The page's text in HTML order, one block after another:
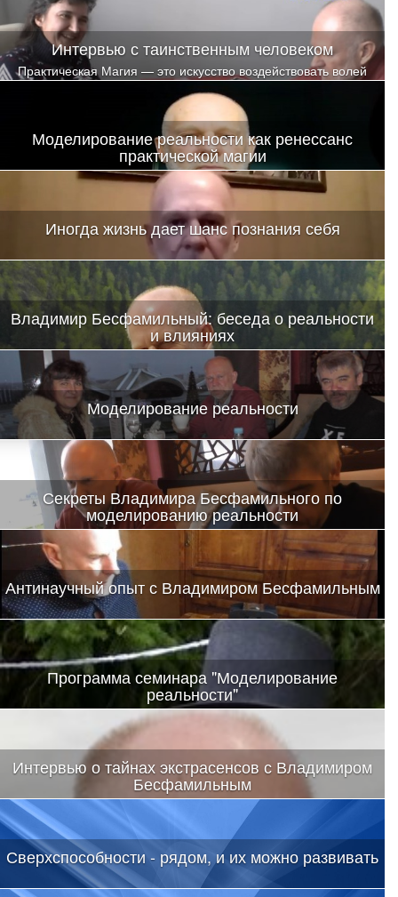
Интервью с таинственным человеком
Практическая Магия — это искусство воздействовать волей
человека на ускорение эволюции живых сил Природы
Моделирование реальности как ренессанс
практической магии
Иногда жизнь дает шанс познания себя
Владимир Бесфамильный: беседа о реальности
и влияниях
Моделирование реальности
Секреты Владимира Бесфамильного по
моделированию реальности
Антинаучный опыт с Владимиром Бесфамильным
Программа семинара "Моделирование
реальности"
Интервью о тайнах экстрасенсов с Владимиром
Бесфамильным
Сегодня хотелось бы в этом интервью приоткрыть завесу тайны
Сверхспособности - рядом, и их можно развивать